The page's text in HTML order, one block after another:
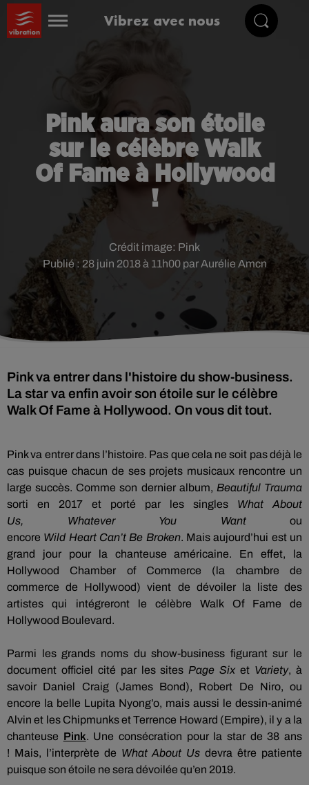
Vibrez avec nous
Pink aura son étoile
sur le célèbre Walk
Of Fame à Hollywood
!
Publié : 28 juin 2018 à 11h00 par Aurélie Amcn
Crédit image: Pink
Pink va entrer dans l'histoire du show-business.
La star va enfin avoir son étoile sur le célèbre
Walk Of Fame à Hollywood. On vous dit tout.
Pink va entrer dans l’histoire. Pas que cela ne soit pas déjà le
cas puisque chacun de ses projets musicaux rencontre un
large succès. Comme son dernier album, BeautifulTrauma
sorti en 2017 et porté par les singles
What About
Us, Whatever You Want
ou
encore Wild Heart Can’t Be Broken. Mais aujourd’hui est un
grand jour pour la chanteuse américaine.
En effet, la
Hollywood
Chamber of Commerce
(la chambre de
commerce de Hollywood)
vient de dévoiler la liste des
artistes qui intégreront le célèbre Walk Of
Fame
de
Hollywood Boulevard.
Parmi les grands noms du show-business figurant sur le
document officiel cité par les sites Page Six et Variety, à
savoir Daniel Craig
(James Bond), Robert De Niro, ou
encore la belle Lupita Nyong’o, mais aussi le dessin-animé
Alvin et les Chipmunkset Terrence Howard (Empire), il y a la
chanteuse Pink. Une consécration pour la star de 38 ans
! Mais, l’interprète de WhatAbout Us devra être patiente
puisque son étoile ne sera dévoilée qu’en 2019.